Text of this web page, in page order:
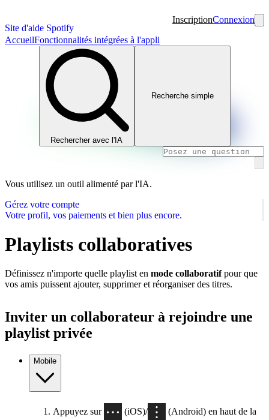
Site d'aide Spotify
InscriptionConnexion
AccueilFonctionnalités intégrées à l'appli
Rechercher avec l'IA
Recherche simple
Vous utilisez un outil alimenté par l'IA.
Gérez votre compte
Votre profil, vos paiements et bien plus encore.
Playlists collaboratives
Définissez n'importe quelle playlist en mode collaboratifpour que
vos amis puissent ajouter, supprimer et réorganiser des titres.
Inviter un collaborateur à rejoindre une
playlist privée
Mobile
Appuyez sur (iOS)/
(Android) en haut de la